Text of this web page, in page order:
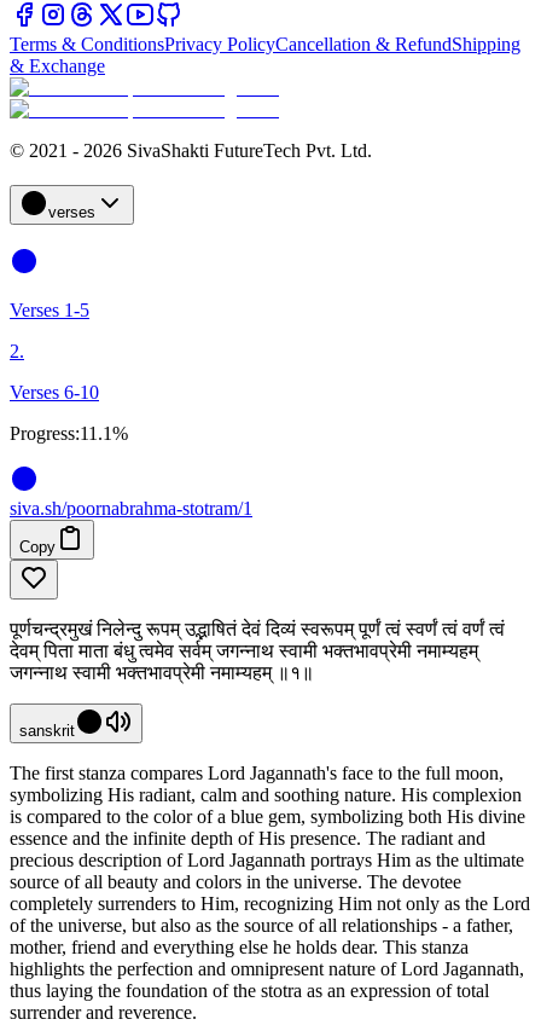
Terms & ConditionsPrivacy PolicyCancellation & RefundShipping
& Exchange
© 2021 - 2026 SivaShakti FutureTech Pvt. Ltd.
verses
Verses 1-5
2.
Verses 6-10
Progress:11.1%
siva.sh/poornabrahma-stotram/1
Copy
पूर्णचन्द्रमुखं निलेन्दु रूपम् उद्भाषितं देवं दिव्यं स्वरूपम् पूर्णं त्वं स्वर्णं त्वं वर्णं त्वं
देवम् पिता माता बंधु त्वमेव सर्वम् जगन्नाथ स्वामी भक्तभावप्रेमी नमाम्यहम्
जगन्नाथ स्वामी भक्तभावप्रेमी नमाम्यहम् ॥१॥
sanskrit
The first stanza compares Lord Jagannath's face to the full moon,
symbolizing His radiant, calm and soothing nature. His complexion
is compared to the color of a blue gem, symbolizing both His divine
essence and the infinite depth of His presence. The radiant and
precious description of Lord Jagannath portrays Him as the ultimate
source of all beauty and colors in the universe. The devotee
completely surrenders to Him, recognizing Him not only as the Lord
of the universe, but also as the source of all relationships - a father,
mother, friend and everything else he holds dear. This stanza
highlights the perfection and omnipresent nature of Lord Jagannath,
thus laying the foundation of the stotra as an expression of total
surrender and reverence.